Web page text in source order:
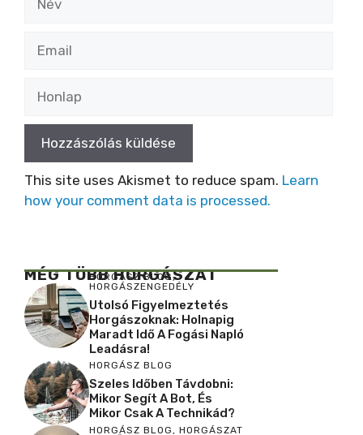
This site uses Akismet to reduce spam. Learn
how your comment data is processed.
MÉG TÖBB HORGÁSZAT
HORGÁSZ BLOG,
HORGÁSZENGEDÉLY
Utolsó Figyelmeztetés
Horgászoknak: Holnapig
Maradt Idő A Fogási Napló
Leadásra!
HORGÁSZ BLOG
Szeles Időben Távdobni:
Mikor Segít A Bot, És
Mikor Csak A Technikád?
HORGÁSZ BLOG, HORGÁSZAT